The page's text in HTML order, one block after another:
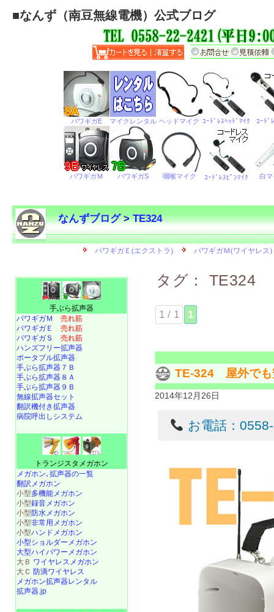
■なんず（南豆無線電機）公式ブログ
なんずブログ>TE324
タグ： TE324
1 / 1 1
TE-324 屋外でも
2014年12月26日
お電話：
手ぶら拡声器
パワギガＭ 売れ筋
パワギガＥ 売れ筋
パワギガＳ 売れ筋
ハンズフリー拡声器
ポータブル拡声器
手ぶら拡声器７Ｂ
手ぶら拡声器８Ａ
手ぶら拡声器９Ｂ
無線拡声器セット
翻訳機付き拡声器
病院呼出しシステム
トランジスタメガホン
メガホン､拡声器の一覧
翻訳メガホン
小型多機能メガホン
小型録音メガホン
小型防水メガホン
小型非常用メガホン
小型ハンドメガホン
小型ショルダーメガホン
大型ハイパワーメガホン
大Ｂ ワイヤレスメガホン
大Ｃ 防滴ワイヤレス
メガホン拡声器レンタル
拡声器.jp